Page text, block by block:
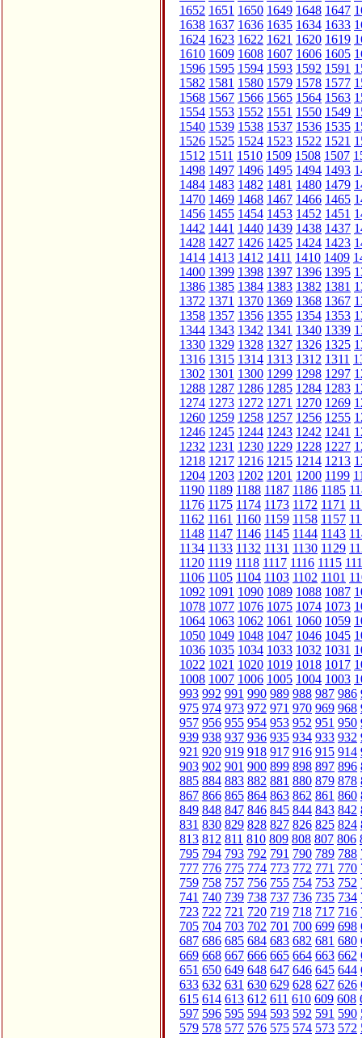
1652 1651 1650 1649 1648 1647
1638 1637 1636 1635 1634 1633
1624 1623 1622 1621 1620 1619
1610 1609 1608 1607 1606 1605
1596 1595 1594 1593 1592 1591
1582 1581 1580 1579 1578 1577
1568 1567 1566 1565 1564 1563
1554 1553 1552 1551 1550 1549
1540 1539 1538 1537 1536 1535
1526 1525 1524 1523 1522 1521
1512 1511 1510 1509 1508 1507
1498 1497 1496 1495 1494 1493
1484 1483 1482 1481 1480 1479
1470 1469 1468 1467 1466 1465
1456 1455 1454 1453 1452 1451
1442 1441 1440 1439 1438 1437
1428 1427 1426 1425 1424 1423
1414 1413 1412 1411 1410 1409
1400 1399 1398 1397 1396 1395
1386 1385 1384 1383 1382 1381
1372 1371 1370 1369 1368 1367
1358 1357 1356 1355 1354 1353
1344 1343 1342 1341 1340 1339
1330 1329 1328 1327 1326 1325
1316 1315 1314 1313 1312 1311
1302 1301 1300 1299 1298 1297
1288 1287 1286 1285 1284 1283
1274 1273 1272 1271 1270 1269
1260 1259 1258 1257 1256 1255
1246 1245 1244 1243 1242 1241
1232 1231 1230 1229 1228 1227
1218 1217 1216 1215 1214 1213
1204 1203 1202 1201 1200 1199
1190 1189 1188 1187 1186 1185
1176 1175 1174 1173 1172 1171
1162 1161 1160 1159 1158 1157
1148 1147 1146 1145 1144 1143
1134 1133 1132 1131 1130 1129
1120 1119 1118 1117 1116 1115
1106 1105 1104 1103 1102 1101
1092 1091 1090 1089 1088 1087
1078 1077 1076 1075 1074 1073
1064 1063 1062 1061 1060 1059
1050 1049 1048 1047 1046 1045
1036 1035 1034 1033 1032 1031
1022 1021 1020 1019 1018 1017
1008 1007 1006 1005 1004 1003
993 992 991 990 989 988 987 986
975 974 973 972 971 970 969 968
957 956 955 954 953 952 951 950
939 938 937 936 935 934 933 932
921 920 919 918 917 916 915 914
903 902 901 900 899 898 897 896
885 884 883 882 881 880 879 878
867 866 865 864 863 862 861 860
849 848 847 846 845 844 843 842
831 830 829 828 827 826 825 824
813 812 811 810 809 808 807 806
795 794 793 792 791 790 789 788
777 776 775 774 773 772 771 770
759 758 757 756 755 754 753 752
741 740 739 738 737 736 735 734
723 722 721 720 719 718 717 716
705 704 703 702 701 700 699 698
687 686 685 684 683 682 681 680
669 668 667 666 665 664 663 662
651 650 649 648 647 646 645 644
633 632 631 630 629 628 627 626
615 614 613 612 611 610 609 608
597 596 595 594 593 592 591 590
579 578 577 576 575 574 573 572